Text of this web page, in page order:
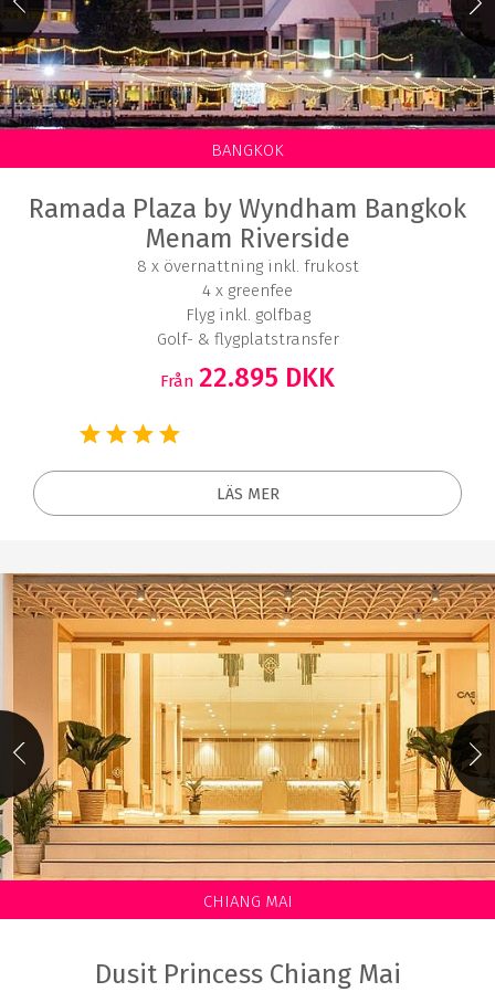
BANGKOK
Ramada Plaza by Wyndham Bangkok
Menam Riverside
8 x övernattning inkl. frukost
4 x greenfee
Flyg inkl. golfbag
Golf- & flygplatstransfer
Från 22.895 DKK
LÄS MER
CHIANG MAI
Dusit Princess Chiang Mai